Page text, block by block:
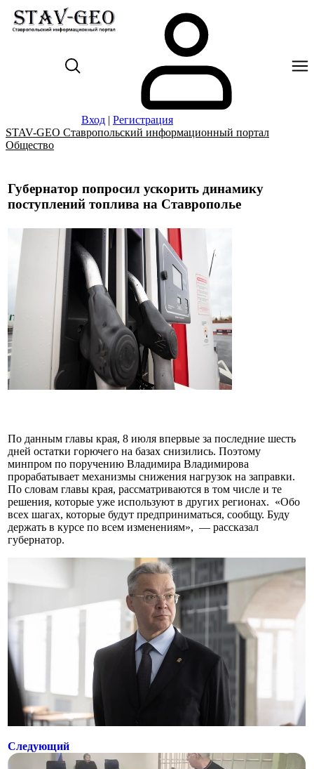
Вход | Регистрация
STAV-GEO Ставропольский информационный портал
Общество
Губернатор попросил ускорить динамику
поступлений топлива на Ставрополье
По данным главы края, 8 июля впервые за последние шесть
дней остатки горючего на базах снизились. Поэтому
минпром по поручению Владимира Владимирова
прорабатывает механизмы снижения нагрузок на заправки.
По словам главы края, рассматриваются в том числе и те
решения, которые уже используют в других регионах. «Обо
всех шагах, которые будут предприниматься, сообщу. Буду
держать в курсе по всем изменениям», — рассказал
губернатор.
Следующий